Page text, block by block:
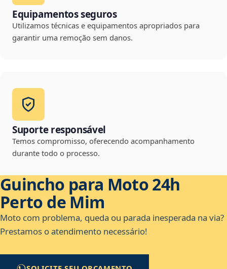
Equipamentos seguros
Utilizamos técnicas e equipamentos apropriados para
garantir uma remoção sem danos.
Suporte responsável
Temos compromisso, oferecendo acompanhamento
durante todo o processo.
Guincho para Moto 24h
Perto de Mim
Moto com problema, queda ou parada inesperada na via?
Prestamos o atendimento necessário!